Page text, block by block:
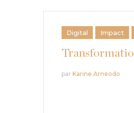
Digital Impact
par Karine Arneodo